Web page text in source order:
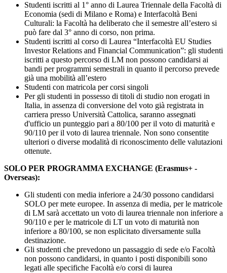
Studenti iscritti al 1° anno di Laurea Triennale della Facoltà di
Economia (sedi di Milano e Roma) e Interfacoltà Beni
Culturali: la Facoltà ha deliberato che il semestre all’estero si
può fare dal 3° anno di corso, non prima.
Studenti iscritti al corso di Laurea “Interfacoltà EU Studies
Investor Relations and Financial Communication”: gli studenti
iscritti a questo percorso di LM non possono candidarsi ai
bandi per programmi semestrali in quanto il percorso prevede
già una mobilità all’estero
Studenti con matricola per corsi singoli
Per gli studenti in possesso di titoli di studio non erogati in
Italia, in assenza di conversione del voto già registrata in
carriera presso Università Cattolica, saranno assegnati
d'ufficio un punteggio pari a 80/100 per il voto di maturità e
90/110 per il voto di laurea triennale. Non sono consentite
ulteriori o diverse modalità di riconoscimento delle valutazioni
ottenute.
SOLO PER PROGRAMMA EXCHANGE (Erasmus+ -
Overseas):
Gli studenti con media inferiore a 24/30 possono candidarsi
SOLO per mete europee. In assenza di media, per le matricole
di LM sarà accettato un voto di laurea triennale non inferiore a
90/110 e per le matricole di LT un voto di maturità non
inferiore a 80/100, se non esplicitato diversamente sulla
destinazione.
Gli studenti che prevedono un passaggio di sede e/o Facoltà
non possono candidarsi, in quanto i posti disponibili sono
legati alle specifiche Facoltà e/o corsi di laurea